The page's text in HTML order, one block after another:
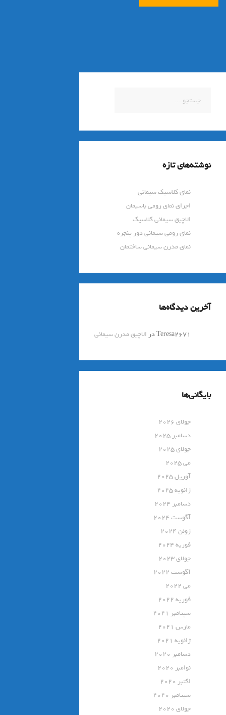
برای:
نوشته‌های تازه
نمای کلاسیک سیمانی
اجرای نمای رومی باسیمان
الاچیق سیمانی کلاسیک
نمای رومی سیمانی دور پنجره
نمای مدرن سیمانی ساختمان
آخرین دیدگاه‌ها
Teresa2671در الاچیق مدرن سیمانی
بایگانی‌ها
جولای 2026
دسامبر 2025
جولای 2025
می 2025
آوریل 2025
ژانویه 2025
دسامبر 2024
آگوست 2024
ژوئن 2024
فوریه 2024
جولای 2023
آگوست 2022
می 2022
فوریه 2022
سپتامبر 2021
مارس 2021
ژانویه 2021
دسامبر 2020
نوامبر 2020
اکتبر 2020
سپتامبر 2020
جولای 2020